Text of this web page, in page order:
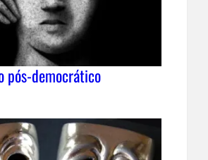
pós-democrático